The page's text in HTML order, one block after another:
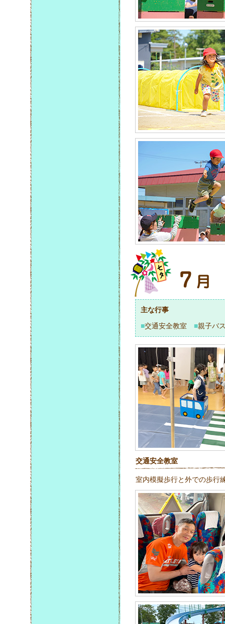
主な行事
■交通安全教室 ■親子バ
交通安全教室
室内模擬歩行と外での歩行